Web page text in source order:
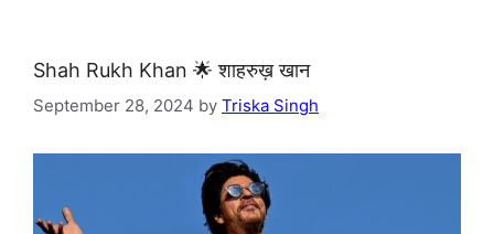
Shah Rukh Khan 🌟 शाहरुख़ खान
September 28, 2024 by Triska Singh